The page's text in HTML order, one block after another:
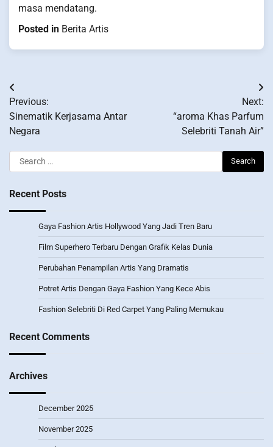
masa mendatang.
Posted in Berita Artis
Post
navigation
Previous:
Sinematik Kerjasama Antar
Negara
Next:
“aroma Khas Parfum
Selebriti Tanah Air”
Search
for:
Recent Posts
Gaya Fashion Artis Hollywood Yang Jadi Tren Baru
Film Superhero Terbaru Dengan Grafik Kelas Dunia
Perubahan Penampilan Artis Yang Dramatis
Potret Artis Dengan Gaya Fashion Yang Kece Abis
Fashion Selebriti Di Red Carpet Yang Paling Memukau
Recent Comments
Archives
December 2025
November 2025